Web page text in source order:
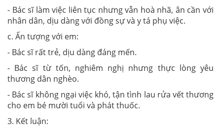
- Bác sĩ làm việc liên tục nhưng vẫn hoà nhã, ân cần với
nhân dân, dịu dàng với đồng sự và y tá phụ việc.
c. Ấn tượng với em:
- Bác sĩ rất trẻ, dịu dàng đáng mến.
- Bác sĩ từ tốn, nghiêm nghị nhưng thực lòng yêu
thương dân nghèo.
- Bác sĩ không ngại việc khó, tận tình lau rửa vết thương
cho em bé mười tuổi và phát thuốc.
3. Kết luận: